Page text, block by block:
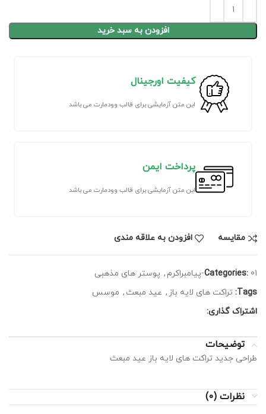
افزودن به سبد خرید
کیفیت اورجینال
این متن آزمایشی برای قالب وودمارت می باشد
پرداخت ایمن
این متن آزمایشی برای قالب وودمارت می باشد
مقايسه افزودن به علاقه مندی
Categories: 01-پیامبراکرم , پوستر های مذهبی
Tags: تراکت های لایه باز , عید مبعث , موسس
اشتراک گذاری:
توضیحات
طراحی جدید تراکت های لایه باز عید مبعث
نظرات (0)